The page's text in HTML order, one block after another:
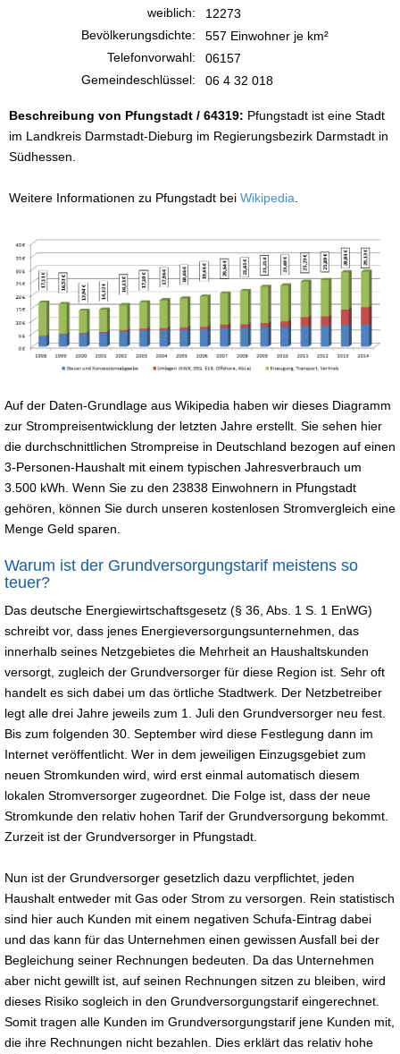
weiblich:
12273
Bevölkerungsdichte:
557 Einwohner je km²
Telefonvorwahl:
06157
Gemeindeschlüssel:
06 4 32 018
Beschreibung von Pfungstadt / 64319: Pfungstadt ist eine Stadt
im Landkreis Darmstadt-Dieburg im Regierungsbezirk Darmstadt in
Südhessen.
Weitere Informationen zu Pfungstadt bei Wikipedia
Auf der Daten-Grundlage aus Wikipedia haben wir dieses Diagramm
zur Strompreisentwicklung der letzten Jahre erstellt. Sie sehen hier
die durchschnittlichen Strompreise in Deutschland bezogen auf einen
3-Personen-Haushalt mit einem typischen Jahresverbrauch um
3.500 kWh. Wenn Sie zu den 23838 Einwohnern in Pfungstadt
gehören, können Sie durch unseren kostenlosen Stromvergleich eine
Menge Geld sparen.
Warum ist der Grundversorgungstarif meistens so
teuer?
Das deutsche Energiewirtschaftsgesetz (§ 36, Abs. 1 S. 1 EnWG)
schreibt vor, dass jenes Energieversorgungsunternehmen, das
innerhalb seines Netzgebietes die Mehrheit an Haushaltskunden
versorgt, zugleich der Grundversorger für diese Region ist. Sehr oft
handelt es sich dabei um das örtliche Stadtwerk. Der Netzbetreiber
legt alle drei Jahre jeweils zum 1. Juli den Grundversorger neu fest.
Bis zum folgenden 30. September wird diese Festlegung dann im
Internet veröffentlicht. Wer in dem jeweiligen Einzugsgebiet zum
neuen Stromkunden wird, wird erst einmal automatisch diesem
lokalen Stromversorger zugeordnet. Die Folge ist, dass der neue
Stromkunde den relativ hohen Tarif der Grundversorgung bekommt.
Zurzeit ist der Grundversorger in Pfungstadt.
Nun ist der Grundversorger gesetzlich dazu verpflichtet, jeden
Haushalt entweder mit Gas oder Strom zu versorgen. Rein statistisch
sind hier auch Kunden mit einem negativen Schufa-Eintrag dabei
und das kann für das Unternehmen einen gewissen Ausfall bei der
Begleichung seiner Rechnungen bedeuten. Da das Unternehmen
aber nicht gewillt ist, auf seinen Rechnungen sitzen zu bleiben, wird
dieses Risiko sogleich in den Grundversorgungstarif eingerechnet.
Somit tragen alle Kunden im Grundversorgungstarif jene Kunden mit,
die ihre Rechnungen nicht bezahlen. Dies erklärt das relativ hohe